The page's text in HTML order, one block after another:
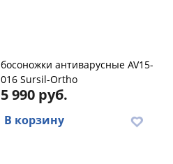
босоножки антиварусные AV15-
016 Sursil-Ortho
5 990 руб.
В корзину